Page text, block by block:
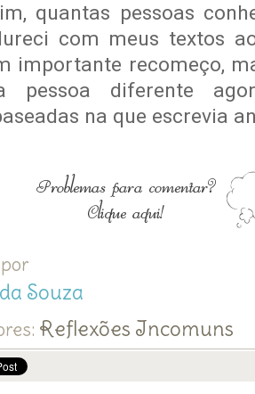
quantas pessoas
com meus textos
importante recomeço,
pessoa diferente
na que escrevia
Souza
Reflexões Incomuns